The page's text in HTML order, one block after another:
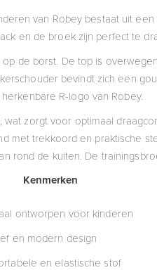
van Robey bestaat uit
en de broek zijn perfect te
de borst. De top is
bevindt zich een
R-logo van Robey.
wat zorgt voor optimaal
met trekkoord en praktische
rond de kuiten. De
Kenmerken
ontworpen voor kinderen
en modern design
en elastische stof